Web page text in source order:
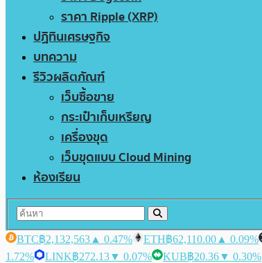
ราคา Ripple (XRP)
ปฏิทินเศรษฐกิจ
บทความ
รีวิวผลิตภัณฑ์
เว็บซื้อขาย
กระเป๋าเก็บเหรียญ
เครื่องขุด
เว็บขุดแบบ Cloud Mining
ห้องเรียน
BTC฿2,132,563 ▲ 0.47% ETH฿62,110.00 ▲ 0.09%
1.72%
LINK฿272.13▼ 0.07% KUB฿20.36▼ 0.30%